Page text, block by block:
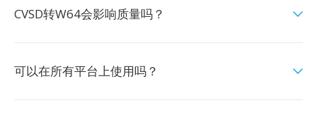
CVSD转W64会影响质量吗？
可以在所有平台上使用吗？